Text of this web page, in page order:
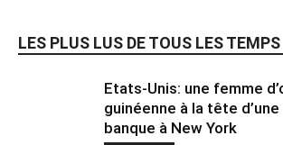
LES PLUS LUS DE TOUS LES TEMPS
Etats-Unis: une femme
guinéenne à la tête
banque à New York